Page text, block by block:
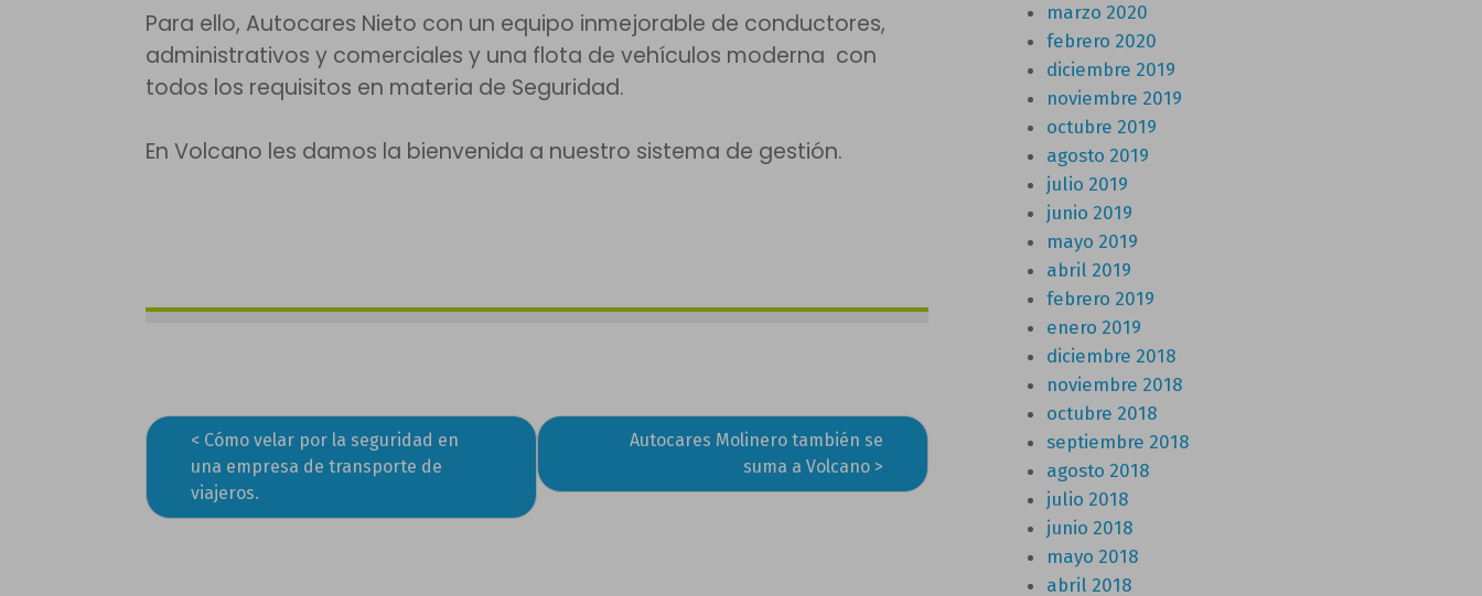
Para ello, Autocares Nieto con un equipo inmejorable de conductores,
administrativos y comerciales y una flota de vehículos moderna con
todos los requisitos en materia de Seguridad.
En Volcano les damos la bienvenida a nuestro sistema de gestión.
Navegación
de
entradas
Cómo velar por la seguridad en
una empresa de transporte de
viajeros.
Autocares Molinero también se
suma a Volcano
marzo 2020
febrero 2020
diciembre 2019
noviembre 2019
octubre 2019
agosto 2019
julio 2019
junio 2019
mayo 2019
abril 2019
febrero 2019
enero 2019
diciembre 2018
noviembre 2018
octubre 2018
septiembre 2018
agosto 2018
julio 2018
junio 2018
mayo 2018
abril 2018